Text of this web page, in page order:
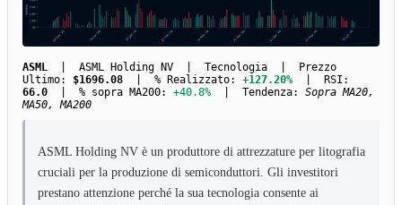
ASML | ASML Holding NV | Tecnologia | Prezzo
Ultimo: $1696.08 | % Realizzato: +127.20% | RSI:
66.0 | % sopra MA200: +40.8% | Tendenza: Sopra MA20,
MA50, MA200
ASML Holding NV è un produttore di attrezzature per litografia
cruciali per la produzione di semiconduttori. Gli investitori
prestano attenzione perché la sua tecnologia consente ai